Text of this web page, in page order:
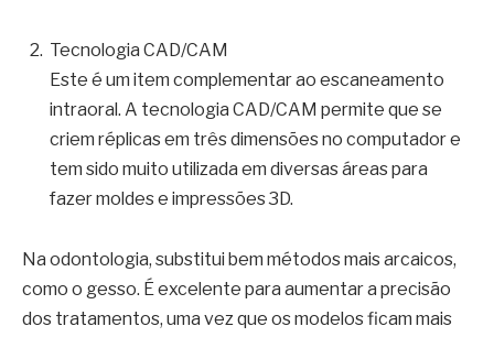
Tecnologia CAD/CAM
Este é um item complementar ao escaneamento
intraoral. A tecnologia CAD/CAM permite que se
criem réplicas em três dimensões no computador e
tem sido muito utilizada em diversas áreas para
fazer moldes e impressões 3D.
Na odontologia, substitui bem métodos mais arcaicos,
como o gesso. É excelente para aumentar a precisão
dos tratamentos, uma vez que os modelos ficam mais